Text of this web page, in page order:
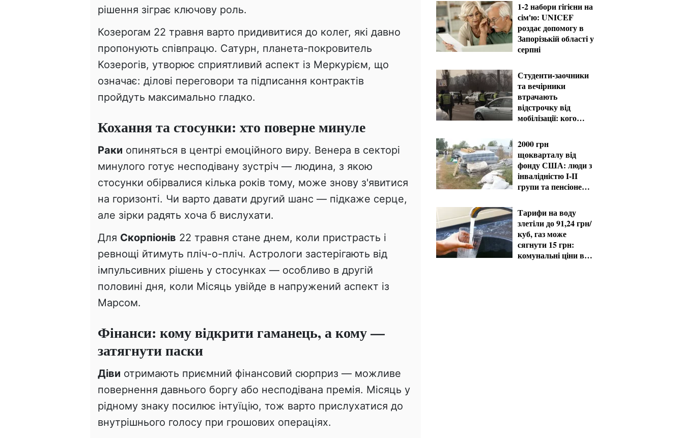
рішення зіграє ключову роль.
Козерогам 22 травня варто придивитися до колег, які давно
пропонують співпрацю. Сатурн, планета-покровитель
Козерогів, утворює сприятливий аспект із Меркурієм, що
означає: ділові переговори та підписання контрактів
пройдуть максимально гладко.
Кохання та стосунки: хто поверне минуле
Раки опиняться в центрі емоційного виру. Венера в секторі
минулого готує несподівану зустріч — людина, з якою
стосунки обірвалися кілька років тому, може знову з'явитися
на горизонті. Чи варто давати другий шанс — підкаже серце,
але зірки радять хоча б вислухати.
Для Скорпіонів 22 травня стане днем, коли пристрасть і
ревнощі йтимуть пліч-о-пліч. Астрологи застерігають від
імпульсивних рішень у стосунках — особливо в другій
половині дня, коли Місяць увійде в напружений аспект із
Марсом.
Фінанси: кому відкрити гаманець, а кому —
затягнути паски
Діви отримають приємний фінансовий сюрприз — можливе
повернення давнього боргу або несподівана премія. Місяць у
рідному знаку посилює інтуїцію, тож варто прислухатися до
внутрішнього голосу при грошових операціях.
1-2 набори гігієни на
сім'ю: UNICEF
роздає допомогу в
Запорізькій області у
серпні
Студенти-заочники
та вечірники
втрачають
відстрочку від
мобілізації: кого
2000 грн
щокварталу від
фонду США: люди з
інвалідністю I-II
групи та пенсіонери
виплати
Тарифи на воду
злетіли до 91,24 грн/
куб, газ може
сягнути 15 грн:
комунальні ціни в